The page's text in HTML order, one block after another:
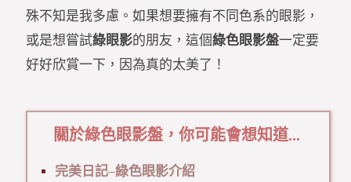
殊不知是我多慮。如果想要擁有不同色系的眼影，
或是想嘗試綠眼影的朋友，這個綠色眼影盤一定要
好好欣賞一下，因為真的太美了！
關於綠色眼影盤，你可能會想知道...
完美日記–綠色眼影介紹